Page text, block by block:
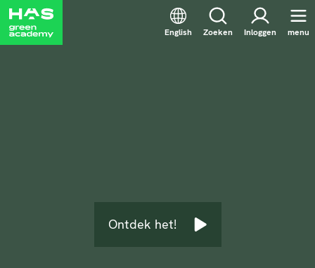
English Zoeken Inloggen menu
Ontdek het!